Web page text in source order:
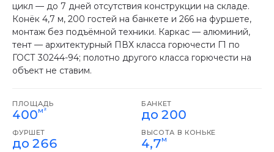
цикл — до 7 дней отсутствия конструкции на складе.
Конёк 4,7 м, 200 гостей на банкете и 266 на фуршете,
монтаж без подъёмной техники. Каркас — алюминий,
тент — архитектурный ПВХ класса горючести Г1 по
ГОСТ 30244-94; полотно другого класса горючести на
объект не ставим.
ПЛОЩАДЬ
400м²
БАНКЕТ
до 200
ФУРШЕТ
до 266
ВЫСОТА В КОНЬКЕ
4,7м